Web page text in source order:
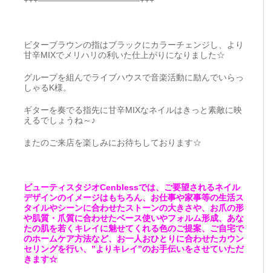
ビターブラウンの指はブラックにカラーチェンジし、より
甘辛MIXでメリハリの利いた仕上がりになりました☆
グループを組んでライブハウスで音楽活動に励んでいらっ
しゃるK様。
ギターを奏でる指先に甘辛MIXなネイルはきっと素敵に映
えるでしょうね～♪
またのご来店を楽しみにお待ちしております☆
ビューティスタジオCenblessでは、ご要望されるネイル
デザインのイメージはもちろん、お仕事や家事等の生活ス
タイルやシーンに合わせたストーンの大きさや、お爪の形
や肌質・爪質に合わせたベース使いやフォルム形成、あな
たの肌を若くキレイに魅せてくれる色のご提案、ご自宅で
のホームケア方法など、お一人おひとりに合わせたカウン
セリングを行い、”よりキレイ”のお手伝いをさせていただ
きます☆